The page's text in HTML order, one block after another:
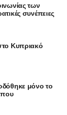
των
συνέπειες
Κυπριακό
μόνο το
που